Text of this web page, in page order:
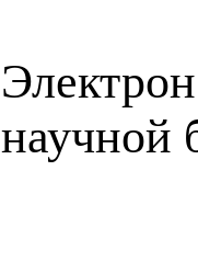
научной